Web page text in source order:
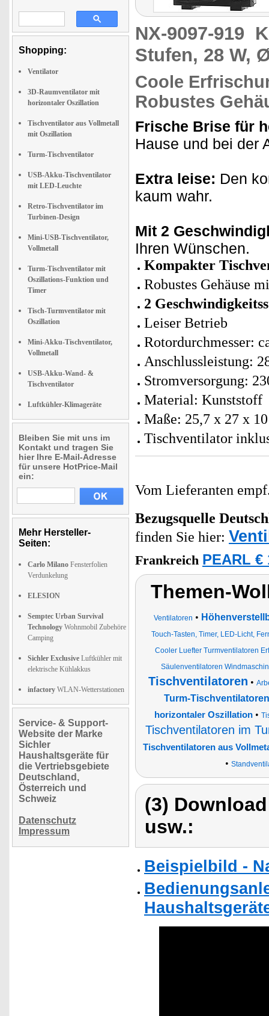
Shopping:
Ventilator
3D-Raumventilator mit
horizontaler Oszillation
Tischventilator aus Vollmetall
mit Oszillation
Turm-Tischventilator
USB-Akku-Tischventilator
mit LED-Leuchte
Retro-Tischventilator im
Turbinen-Design
Mini-USB-Tischventilator,
Vollmetall
Turm-Tischventilator mit
Oszillations-Funktion und
Timer
Tisch-Turmventilator mit
Oszillation
Mini-Akku-Tischventilator,
Vollmetall
USB-Akku-Wand- &
Tischventilator
Luftkühler-Klimageräte
Bleiben Sie mit uns im
Kontakt und tragen Sie
hier Ihre E-Mail-Adresse
für unsere HotPrice-Mail
ein:
Mehr Hersteller-
Seiten:
Carlo Milano Fensterfolien
Verdunkelung
ELESION
Semptec Urban Survival
Technology Wohnmobil Zubehöre
Camping
Sichler Exclusive Luftkühler mit
elektrische Kühlakkus
infactory WLAN-Wetterstationen
Service- & Support-
Website der Marke
Sichler
Haushaltsgeräte für
die Vertriebsgebiete
Deutschland,
Österreich und
Schweiz
Datenschutz
Impressum
NX-9097-919
Stufen, 28 W,
Coole
Robustes
Frische Brise für
Hause und bei der
Extra leise: Den
kaum wahr.
Mit 2
Ihren Wünschen.
Kompakter
Robustes Gehäuse
2
Leiser Betrieb
Rotordurchmesser:
Anschlussleistung:
Stromversorgung:
Material: Kunststoff
Maße: 25,7 x 27 x
Tischventilator
Vom Lieferanten
Bezugsquelle
finden Sie hier:
Frankreich PEARL €
Themen-
Ventilatoren •
Touch-Tasten, Timer, LED-Licht,
Cooler Luefter Turmventilatoren
Säulenventilatoren
Tischventilatoren •
Turm-
horizontaler Oszillation•
Tischventilatoren im
Tischventilatoren aus
•
(3)
usw.:
Beispielbild -